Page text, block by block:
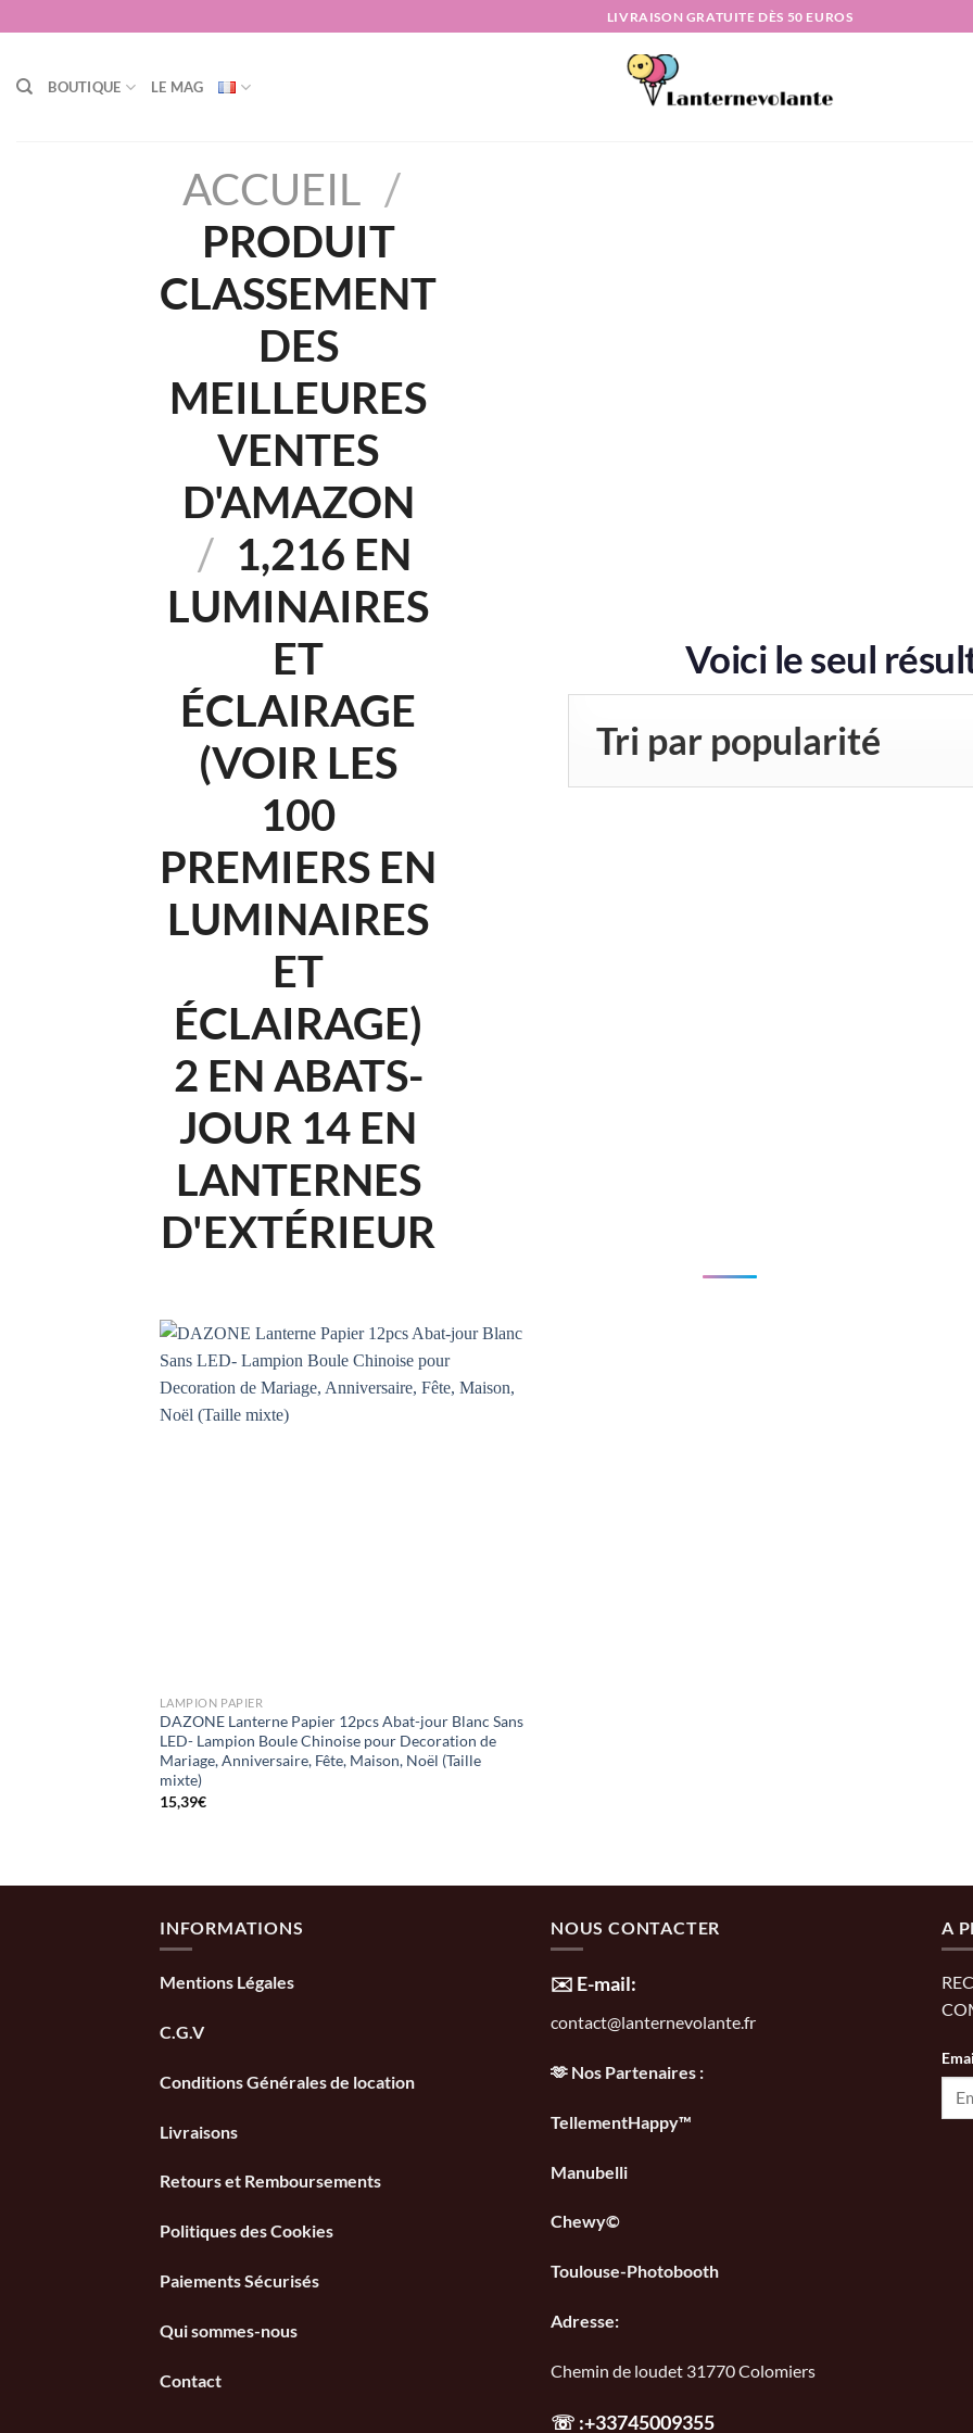
au
LIVRAISON GRATUITE DÈS 50 EUROS
BOUTIQUE LE MAG
ACCUEIL /
PRODUIT
CLASSEMENT
DES
MEILLEURES
VENTES
D'AMAZON
/ 1,216 EN
LUMINAIRES
ET
ÉCLAIRAGE
(VOIR LES
100
PREMIERS EN
LUMINAIRES
ET
ÉCLAIRAGE)
2 EN ABATS-
JOUR 14 EN
LANTERNES
D'EXTÉRIEUR
Voici le seul
LAMPION PAPIER
DAZONE Lanterne Papier 12pcs Abat-jour Blanc Sans
LED- Lampion Boule Chinoise pour Decoration de
Mariage, Anniversaire, Fête, Maison, Noël (Taille
mixte)
15,39€
INFORMATIONS
Mentions Légales
C.G.V
Conditions Générales de location
Livraisons
Retours et Remboursements
Politiques des Cookies
Paiements Sécurisés
Qui sommes-nous
Contact
NOUS CONTACTER
✉️ E-mail:
contact@lanternevolante.fr
🫶 Nos Partenaires :
TellementHappy™
Manubelli
Chewy©
Toulouse-Photobooth
Adresse:
Chemin de loudet 31770 Colomiers
☏ :+33745009355
A